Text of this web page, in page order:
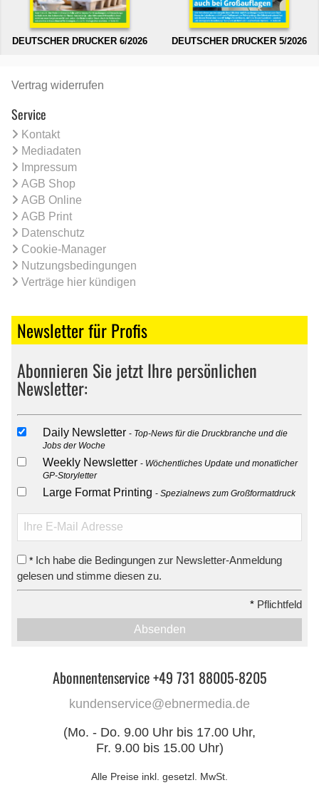
DEUTSCHER DRUCKER 6/2026 DEUTSCHER DRUCKER 5/2026
Vertrag widerrufen
Service
Kontakt
Mediadaten
Impressum
AGB Shop
AGB Online
AGB Print
Datenschutz
Cookie-Manager
Nutzungsbedingungen
Verträge hier kündigen
Newsletter für Profis
Abonnieren Sie jetzt Ihre persönlichen
Newsletter:
Daily Newsletter
Top-News für die Druckbranche und die
Jobs der Woche
Weekly Newsletter
Wöchentliches Update und monatlicher
GP-Storyletter
Large Format Printing Spezialnews zum Großformatdruck
* Ich habe die Bedingungen zur Newsletter-Anmeldung
gelesen und stimme diesen zu.
* Pflichtfeld
Absenden
Abonnentenservice +49 731 88005-8205
kundenservice@ebnermedia.de
(Mo. - Do. 9.00 Uhr bis 17.00 Uhr,
Fr. 9.00 bis 15.00 Uhr)
Alle Preise inkl. gesetzl. MwSt.